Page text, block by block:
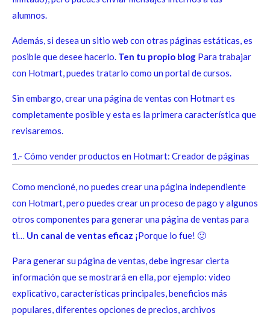
alumnos.
Además, si desea un sitio web con otras páginas estáticas, es
posible que desee hacerlo. Ten tu propio blog Para trabajar
con Hotmart, puedes tratarlo como un portal de cursos.
Sin embargo, crear una página de ventas con Hotmart es
completamente posible y esta es la primera característica que
revisaremos.
1.- Cómo vender productos en Hotmart: Creador de páginas
Como mencioné, no puedes crear una página independiente
con Hotmart, pero puedes crear un proceso de pago y algunos
otros componentes para generar una página de ventas para
ti… Un canal de ventas eficaz ¡Porque lo fue! 🙂
Para generar su página de ventas, debe ingresar cierta
información que se mostrará en ella, por ejemplo: video
explicativo, características principales, beneficios más
populares, diferentes opciones de precios, archivos